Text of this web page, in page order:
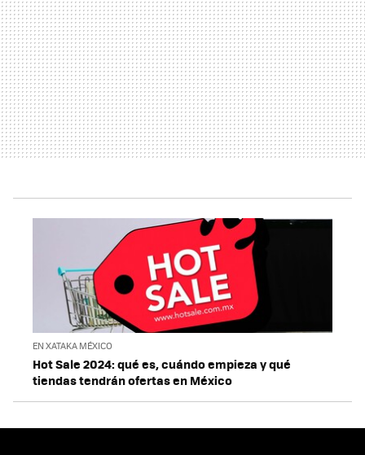
EN XATAKA MÉXICO
Hot Sale 2024: qué es, cuándo empieza y qué
tiendas tendrán ofertas en México